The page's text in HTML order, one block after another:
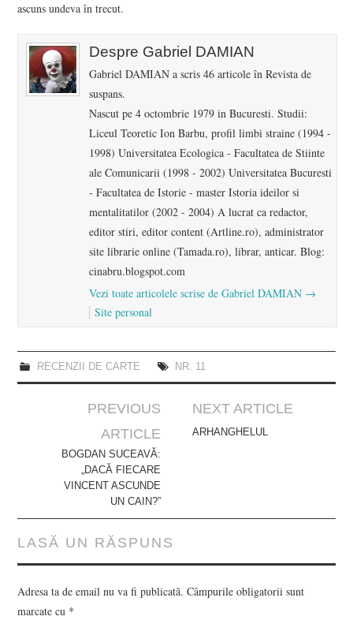
ascuns undeva în trecut.
Despre Gabriel DAMIAN
Gabriel DAMIAN a scris 46 articole în Revista de
suspans.
Nascut pe 4 octombrie 1979 in Bucuresti. Studii:
Liceul Teoretic Ion Barbu, profil limbi straine (1994 -
1998) Universitatea Ecologica - Facultatea de Stiinte
ale Comunicarii (1998 - 2002) Universitatea Bucuresti
- Facultatea de Istorie - master Istoria ideilor si
mentalitatilor (2002 - 2004) A lucrat ca redactor,
editor stiri, editor content (Artline.ro), administrator
site librarie online (Tamada.ro), librar, anticar. Blog:
cinabru.blogspot.com
Vezi toate articolele scrise de Gabriel DAMIAN →
Site personal
RECENZII DE CARTE NR. 11
navigation
PREVIOUS
ARTICLE
BOGDAN SUCEAVĂ:
„DACĂ FIECARE
VINCENT ASCUNDE
UN CAIN?”
NEXT ARTICLE
ARHANGHELUL
LASĂ UN RĂSPUNS
Adresa ta de email nu va fi publicată. Câmpurile obligatorii sunt
marcate cu *